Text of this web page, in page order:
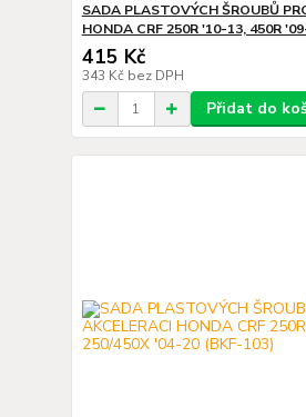
SADA PLASTOVÝCH ŠROUBŮ
HONDA CRF 250R '10-13, 450R
415 Kč
343 Kč bez DPH
Přidat do